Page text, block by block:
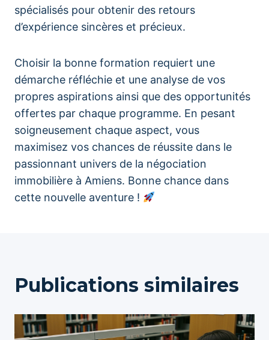
spécialisés pour obtenir des retours
d’expérience sincères et précieux.
Choisir la bonne formation requiert une
démarche réfléchie et une analyse de vos
propres aspirations ainsi que des opportunités
offertes par chaque programme. En pesant
soigneusement chaque aspect, vous
maximisez vos chances de réussite dans le
passionnant univers de la négociation
immobilière à Amiens. Bonne chance dans
cette nouvelle aventure !
Publications similaires